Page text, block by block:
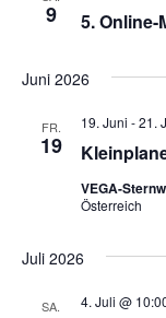
9 5.
Juni 2026
FR.
19
19. Juni -21.
VEGA-
Österreich
Juli 2026
SA. 4. Juli @